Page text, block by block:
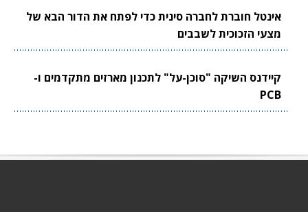
אינטל חוברת לחברה סינית כדי לפתח את הדור הבא של
מצעי הזכוכית לשבבים
קיידנס השיקה "סוכן-על" לתכנון מארזים מתקדמים ו-
PCB